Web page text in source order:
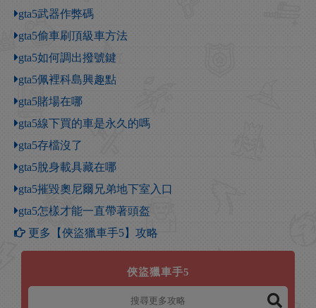
gta5武器作弊碼
gta5偷車刷頂級車方法
gta5如何調出撥號鍵
gta5佩裡科島興趣點
gta5賭場在哪
gta5線下買的車是永久的嗎
gta5存檔沒了
gta5脫身載具藏在哪
gta5摧毀奧尼爾兄弟地下室入口
gta5怎樣才能一直帶著頭盔
更多【俠盜獵車手5】攻略
俠盜獵車手5